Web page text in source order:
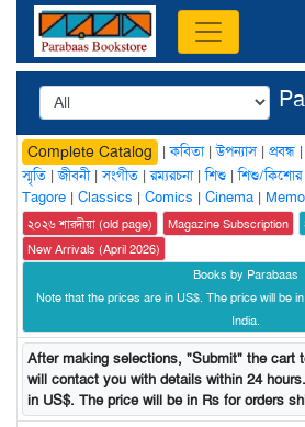
Complete Catalog |কবিতা|উপন্যাস| প্রবন্ধ |
স্মৃতি |জীবনী|সংগীত |রম্যরচনা|শিশু |শিশু/কিশোর
Tagore | Classics | Comics | Cinema |
২০২৬ শারদীয়া (old page)
Magazine Subscription
New Arrivals (April 2026)
Books by Parabaas
Note that the prices are in US$. The price will be
India.
After making selections, "Submit" the cart
will contact you with details within 24
in US$. The price will be in Rs for orders